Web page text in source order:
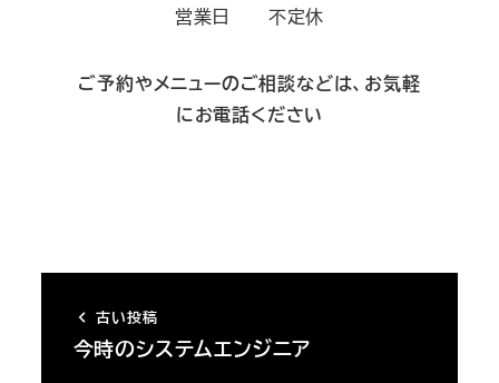
営業日 不定休
ご予約やメニューのご相談などは、お気軽
にお電話ください
古い投稿
今時のシステムエンジニア